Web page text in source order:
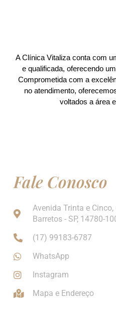
A Clínica Vitaliza conta com
e qualificada, oferecendo
Comprometida com a
no atendimento,
voltados a área
Fale Conosco
Avenida Trinta e
Barretos - SP, 14780-
(17) 99183-6787
WhatsApp
Instagram
Mapa e Endereço